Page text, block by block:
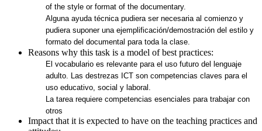
of the style or format of the documentary.
Alguna ayuda técnica pudiera ser necesaria al comienzo y
pudiera suponer una ejemplificación/demostración del estilo y
formato del documental para toda la clase.
Reasons why this task is a model of best practices:
El vocabulario es relevante para el uso futuro del lenguaje
adulto. Las destrezas ICT son competencias claves para el
uso educativo, social y laboral.
La tarea requiere competencias esenciales para trabajar con
otros
Impact that it is expected to have on the teaching practices and